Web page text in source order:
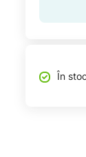
În stoc